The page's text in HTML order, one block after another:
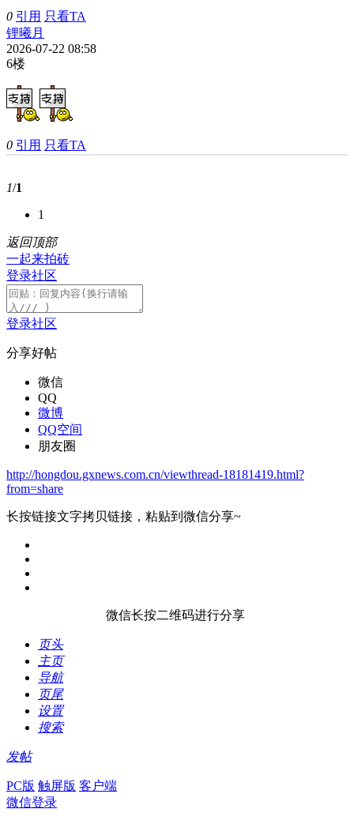
0 引用 只看TA
锂曦月
2026-07-22 08:58
6楼
0 引用 只看TA
1/1
1
返回顶部
一起来拍砖
登录社区
登录社区
分享好帖
微信
QQ
微博
QQ空间
朋友圈
http://hongdou.gxnews.com.cn/viewthread-18181419.html?
from=share
长按链接文字拷贝链接，粘贴到微信分享~
微信长按二维码进行分享
页头
主页
导航
页尾
设置
搜索
发帖
PC版 触屏版 客户端
微信登录